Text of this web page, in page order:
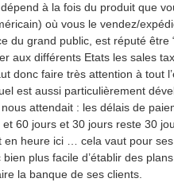
dépend à la fois du produit que
où vous le vendez/
du grand public, est réputé être
aux différents Etats les sales
donc faire très attention à tout
est aussi particulièrement
attendait : les délais de
60 jours et 30 jours reste 30
en heure ici … cela vaut pour
bien plus facile d’établir des
la banque de ses clients.